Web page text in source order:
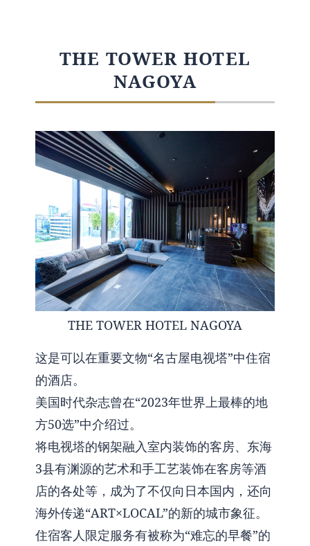
THE TOWER HOTEL
NAGOYA
THE TOWER HOTEL NAGOYA
这是可以在重要文物“名古屋电视塔”中住宿
的酒店。
美国时代杂志曾在“2023年世界上最棒的地
方50选”中介绍过。
将电视塔的钢架融入室内装饰的客房、东海
3县有渊源的艺术和手工艺装饰在客房等酒
店的各处等，成为了不仅向日本国内，还向
海外传递“ART×LOCAL”的新的城市象征。
住宿客人限定服务有被称为“难忘的早餐”的